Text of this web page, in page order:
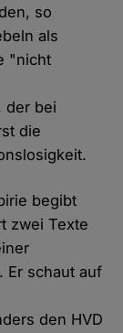
so
als
"nicht
der bei
die
begibt
zwei Texte
Er schaut auf
den HVD